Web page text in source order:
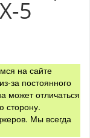
5
на сайте
за постоянного
может отличаться
сторону.
Мы всегда